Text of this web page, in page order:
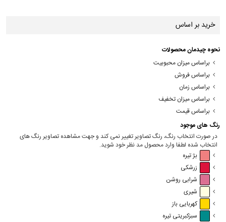
خرید بر اساس
نحوه چیدمان محصولات
براساس میزان محبوبیت
براساس فروش
براساس زمان
براساس میزان تخفیف
براساس قیمت
رنگ های موجود
در صورت انتخاب رنگ، رنگ تصاویر تغییر نمی کند و جهت مشاهده تصاویر رنگ های
انتخاب شده لطفا وارد محصول مد نظر خود شوید.
بژ تیره
زرشکی
شرابی روشن
شیری
کهربایی باز
سبزکبریتی تیره